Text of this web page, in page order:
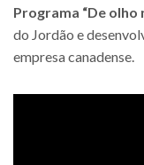
Programa “De olho
do Jordão e
empresa canadense.